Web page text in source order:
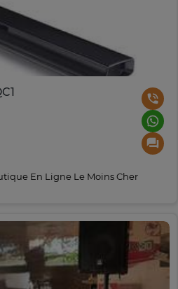
En Ligne Le Moins Cher